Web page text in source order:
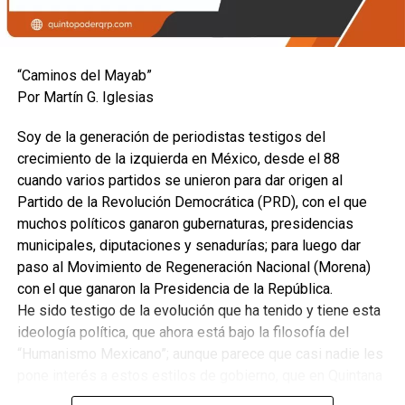
es sinónimo de votos, aunque sí podría reflejar cierta
fortaleza, sin embargo, la falta de vida democrática interna
todos sin excepción.
31 de agosto de 2026, fecha en que la sociedad conocerá
el número de afiliados de cada partido. Incluso los
militantes podrán conocer este dato que las dirigencias
partidistas han mantenido “invisible”.
Una vez que concluyen las revisiones, bajas, altas e
impugnaciones ante el Tribunal Electoral, el Consejo
General del INE aprueba la versión definitiva consolidada
hacia el último trimestre de 2026 / enero de 2027, previo
al arranque formal de las precampañas del Proceso
Para las elecciones de 2024 los partidos políticos
“Caminos del Mayab”
Por Martín G. Iglesias
Soy de la generación de periodistas testigos del
crecimiento de la izquierda en México, desde el 88
cuando varios partidos se unieron para dar origen al
Partido de la Revolución Democrática (PRD), con el que
muchos políticos ganaron gubernaturas, presidencias
municipales, diputaciones y senadurías; para luego dar
paso al Movimiento de Regeneración Nacional (Morena)
con el que ganaron la Presidencia de la República.
He sido testigo de la evolución que ha tenido y tiene esta
ideología política, que ahora está bajo la filosofía del
“Humanismo Mexicano”; aunque parece que casi nadie les
Roo hasta el 2016 fueron de centro-izquierda, para luego